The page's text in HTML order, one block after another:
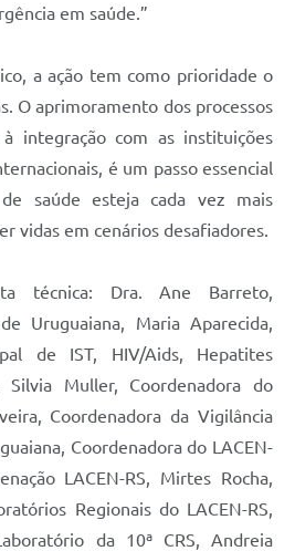
em saúde.”
a ação tem como prioridade o
O aprimoramento dos processos
integração com as instituições
é um passo essencial
saúde esteja cada vez mais
vidas em cenários desafiadores.
técnica: Dra. Ane Barreto,
Uruguaiana, Maria Aparecida,
de IST, HIV/Aids, Hepatites
Silvia Muller, Coordenadora do
Coordenadora da Vigilância
Coordenadora do LACEN-
LACEN-RS, Mirtes Rocha,
Regionais do LACEN-RS,
da 10ª CRS, Andreia